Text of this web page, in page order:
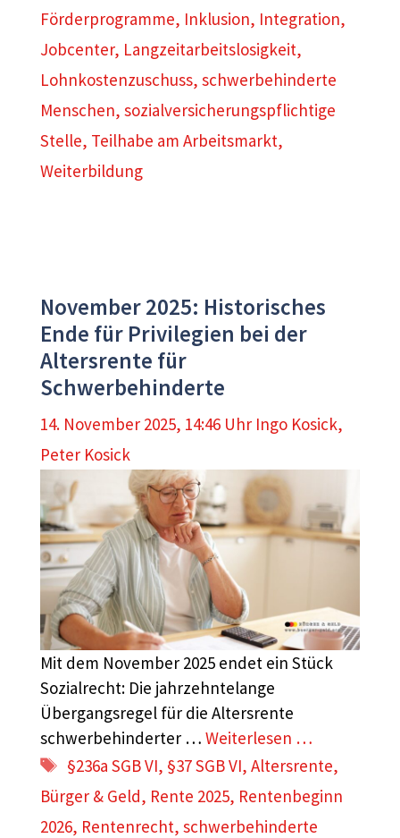
Förderprogramme, Inklusion, Integration,
Jobcenter, Langzeitarbeitslosigkeit,
Lohnkostenzuschuss, schwerbehinderte
Menschen, sozialversicherungspflichtige
Stelle, Teilhabe am Arbeitsmarkt,
Weiterbildung
November 2025: Historisches
Ende für Privilegien bei der
Altersrente für
Schwerbehinderte
14. November 2025, 14:46 Uhr Ingo Kosick,
Peter Kosick
Mit dem November 2025 endet ein Stück
Sozialrecht: Die jahrzehntelange
Übergangsregel für die Altersrente
schwerbehinderter … Weiterlesen …
Schlagwörter
§236a SGB VI, §37 SGB VI,Altersrente,
Bürger & Geld, Rente 2025, Rentenbeginn
2026, Rentenrecht, schwerbehinderte